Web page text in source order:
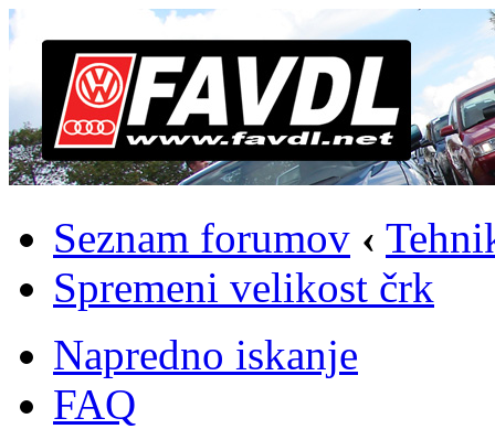
Seznam forumov ‹
Spremeni velikost črk
Napredno iskanje
FAQ